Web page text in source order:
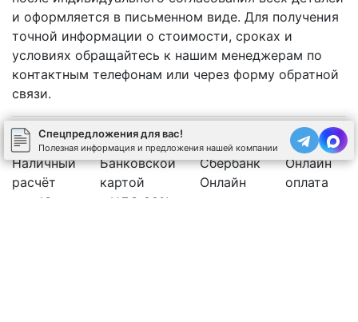
и оформляется в письменном виде. Для получения
точной информации о стоимости, сроках и
условиях обращайтесь к нашим менеджерам по
контактным телефонам или через форму обратной
связи.
Наличный
расчёт
Банковской
картой
Сбербанк
Онлайн
Онлайн
оплата
Юр.лицо с НДС 20%
Спецпредложения для вас!
Полезная информация и предложения нашей компании